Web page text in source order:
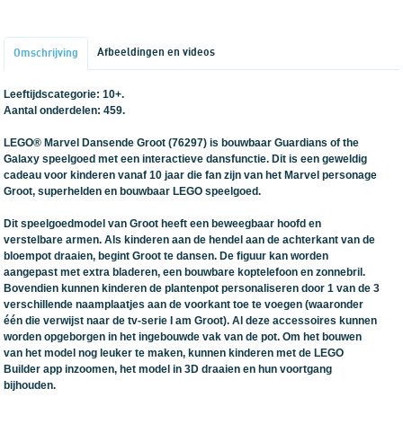
Omschrijving Afbeeldingen en videos
Leeftijdscategorie: 10+.
Aantal onderdelen: 459.
LEGO® Marvel Dansende Groot (76297) is bouwbaar Guardians of the
Galaxy speelgoed met een interactieve dansfunctie. Dit is een geweldig
cadeau voor kinderen vanaf 10 jaar die fan zijn van het Marvel personage
Groot, superhelden en bouwbaar LEGO speelgoed.
Dit speelgoedmodel van Groot heeft een beweegbaar hoofd en
verstelbare armen. Als kinderen aan de hendel aan de achterkant van de
bloempot draaien, begint Groot te dansen. De figuur kan worden
aangepast met extra bladeren, een bouwbare koptelefoon en zonnebril.
Bovendien kunnen kinderen de plantenpot personaliseren door 1 van de 3
verschillende naamplaatjes aan de voorkant toe te voegen (waaronder
één die verwijst naar de tv-serie I am Groot). Al deze accessoires kunnen
worden opgeborgen in het ingebouwde vak van de pot. Om het bouwen
van het model nog leuker te maken, kunnen kinderen met de LEGO
Builder app inzoomen, het model in 3D draaien en hun voortgang
bijhouden.